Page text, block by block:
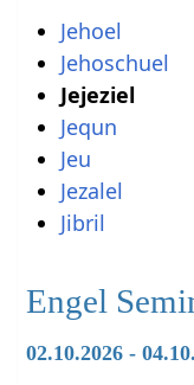
Jehoel
Jehoschuel
Jejeziel
Jequn
Jeu
Jezalel
Jibril
Engel
02.10.2026 -